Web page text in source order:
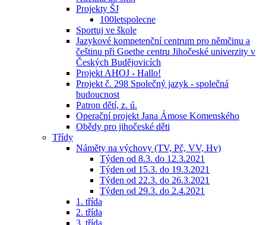
Projekty ŠJ
100letspolecne
Sportuj ve škole
Jazykové kompetenční centrum pro němčinu a
češtinu při Goethe centru Jihočeské univerzity v
Českých Budějovicích
Projekt AHOJ - Hallo!
Projekt č. 298 Společný jazyk - společná
budoucnost
Patron dětí, z. ú.
Operační projekt Jana Ámose Komenského
Obědy pro jihočeské děti
Třídy
Náměty na výchovy (TV, Pč, VV, Hv)
Týden od 8.3. do 12.3.2021
Týden od 15.3. do 19.3.2021
Týden od 22.3. do 26.3.2021
Týden od 29.3. do 2.4.2021
1. třída
2. třída
3. třída